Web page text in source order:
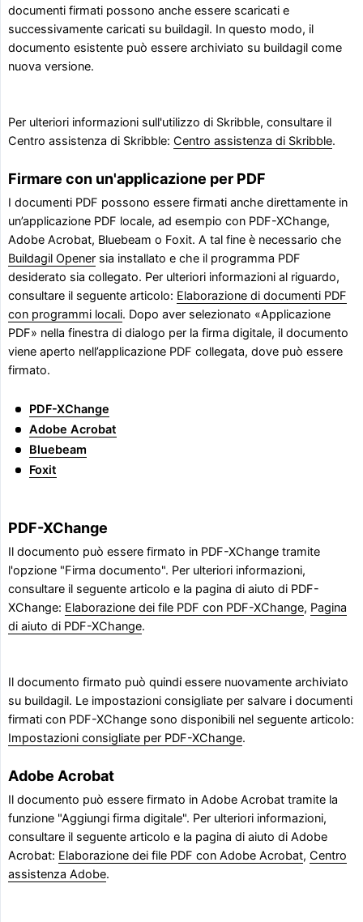
documenti firmati possono anche essere scaricati e
successivamente caricati su buildagil. In questo modo, il
documento esistente può essere archiviato su buildagil come
nuova versione.
Per ulteriori informazioni sull'utilizzo di Skribble, consultare il
Centro assistenza di Skribble: Centro assistenza di Skribble.
Firmare con un'applicazione per PDF
I documenti PDF possono essere firmati anche direttamente in
un’applicazione PDF locale, ad esempio con PDF-XChange,
Adobe Acrobat, Bluebeam o Foxit. A tal fine è necessario che
Buildagil Opener sia installato e che il programma PDF
desiderato sia collegato. Per ulteriori informazioni al riguardo,
consultare il seguente articolo: Elaborazione di documenti PDF
con programmi locali. Dopo aver selezionato «Applicazione
PDF» nella finestra di dialogo per la firma digitale, il documento
viene aperto nell’applicazione PDF collegata, dove può essere
firmato.
PDF-XChange
Adobe Acrobat
Bluebeam
Foxit
PDF-XChange
Il documento può essere firmato in PDF-XChange tramite
l'opzione "Firma documento". Per ulteriori informazioni,
consultare il seguente articolo e la pagina di aiuto di PDF-
XChange: Elaborazione dei file PDF con PDF-XChange, Pagina
di aiuto di PDF-XChange.
Il documento firmato può quindi essere nuovamente archiviato
su buildagil. Le impostazioni consigliate per salvare i documenti
firmati con PDF-XChange sono disponibili nel seguente articolo:
Impostazioni consigliate per PDF-XChange.
Adobe Acrobat
Il documento può essere firmato in Adobe Acrobat tramite la
funzione "Aggiungi firma digitale". Per ulteriori informazioni,
consultare il seguente articolo e la pagina di aiuto di Adobe
Acrobat: Elaborazione dei file PDF con Adobe Acrobat, Centro
assistenza Adobe.